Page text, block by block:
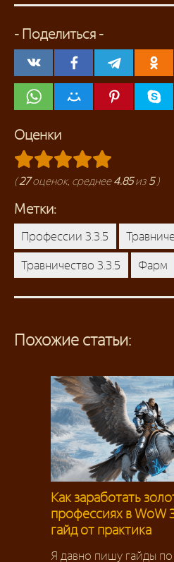
- Поделиться -
Оценки
(27оценок, среднее4.85из 5)
Метки:
Профессии 3.3.5
Травничество 3.3.5 Фарм
Похожие статьи:
Как заработать
профессиях в WoW
гайд от практика
Я давно пишу гайды